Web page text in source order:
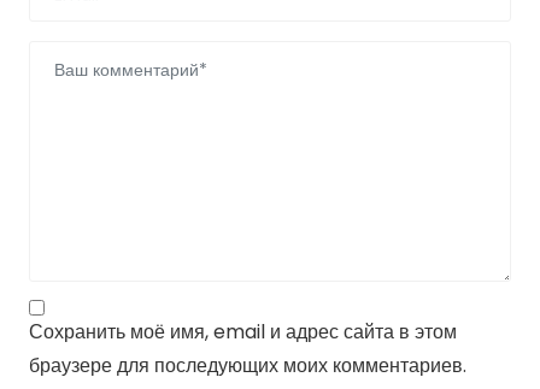
Сохранить моё имя, email и адрес сайта в этом
браузере для последующих моих комментариев.